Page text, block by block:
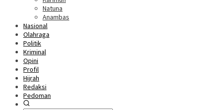
Natuna
Anambas
Nasional
Olahraga
Politik
Kriminal
Opini
Profil
Hijrah
Redaksi
Pedoman